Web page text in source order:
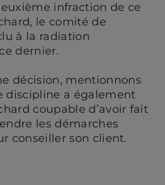
infraction de ce
le comité de
à la radiation
dernier.
décision, mentionnons
discipline a également
coupable d’avoir fait
les démarches
conseiller son client.